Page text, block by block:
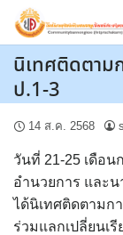
Skip
content
นิเทศติดตาม
ป.1-3
14 ส.ค. 2568
วันที่ 21-25 เดือ
อำนวยการ และ
ได้นิเทศติดตามก
ร่วมแลกเปลี่ยนเ